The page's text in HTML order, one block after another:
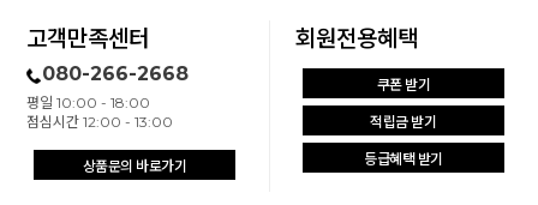
고객만족센터
080-266-2668
평일 10:00 - 18:00
점심시간 12:00 - 13:00
상품문의 바로가기
회원전용혜택
쿠폰 받기
적립금 받기
등급혜택 받기